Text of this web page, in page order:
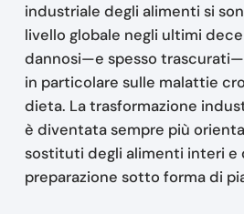
industriale degli alimenti si
livello globale negli ultimi
dannosi—e spesso
in particolare sulle malattie
dieta. La trasformazione
è diventata sempre più
sostituti degli alimenti interi e
preparazione sotto forma di